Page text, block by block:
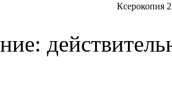
Ксерокопия